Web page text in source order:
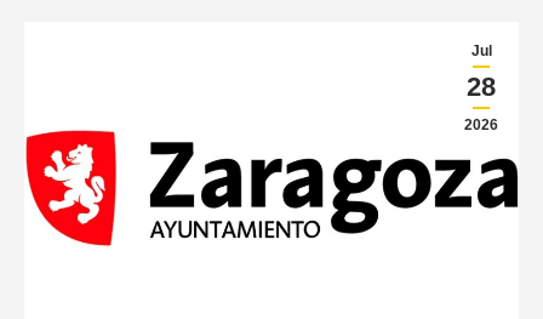
Jul
28
2026